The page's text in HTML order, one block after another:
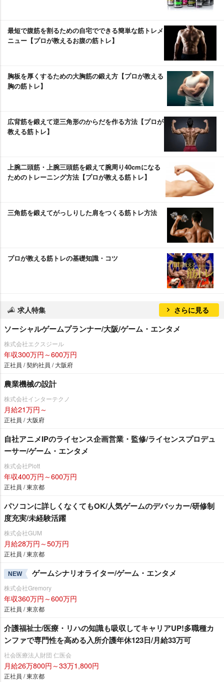
最短で腹筋を割るための自宅でできる簡単な筋トレメ
ニュー【プロが教えるお腹の筋トレ】
胸板を厚くするための大胸筋の鍛え方【プロが教える
胸の筋トレ】
広背筋を鍛えて逆三角形のからだを作る方法【プロが
教える筋トレ】
上腕二頭筋・上腕三頭筋を鍛えて腕周り40cmになる
ためのトレーニング方法【プロが教える筋トレ】
三角筋を鍛えてがっしりした肩をつくる筋トレ方法
プロが教える筋トレの基礎知識・コツ
求人特集 さらに見る
ソーシャルゲームプランナー/大阪/ゲーム・エンタメ
株式会社エクスジール
年収300万円～600万円
正社員 / 契約社員 / 大阪府
農業機械の設計
株式会社インターテクノ
月給21万円～
正社員 / 大阪府
自社アニメIPのライセンス企画営業・監修/ライセンスプロデュ
ーサー/ゲーム・エンタメ
株式会社Plott
年収400万円～600万円
正社員 / 東京都
パソコンに詳しくなくてもOK/人気ゲームのデバッカー/研修制
度充実/未経験活躍
株式会社GUM
月給28万円～50万円
正社員 / 東京都
NEW ゲームシナリオライター/ゲーム・エンタメ
株式会社Gremory
年収360万円～600万円
正社員 / 東京都
介護福祉士/医療・リハの知識も吸収してキャリアUP!多職種カ
ンファで専門性を高める入所介護年休123日/月給33万可
社会医療法人財団 仁医会
月給26万800円～33万1,800円
正社員 / 東京都